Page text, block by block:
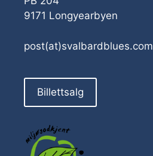
9171 Longyearbyen
post(at)svalbardblues.com
Billettsalg